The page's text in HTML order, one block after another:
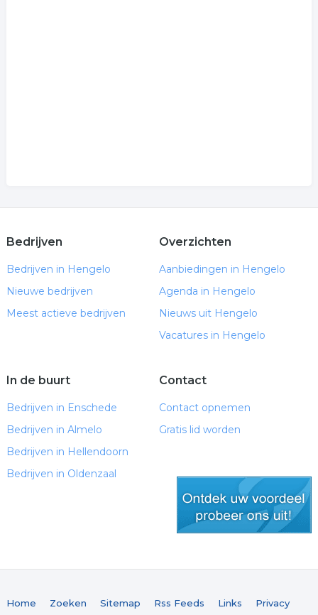
Bedrijven
Bedrijven in Hengelo
Nieuwe bedrijven
Meest actieve bedrijven
Overzichten
Aanbiedingen in Hengelo
Agenda in Hengelo
Nieuws uit Hengelo
Vacatures in Hengelo
In de buurt
Bedrijven in Enschede
Bedrijven in Almelo
Bedrijven in Hellendoorn
Bedrijven in Oldenzaal
Contact
Contact opnemen
Gratis lid worden
Home Zoeken Sitemap Rss Feeds Links Privacy